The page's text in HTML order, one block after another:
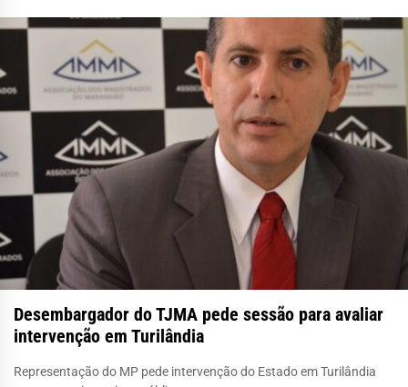
Desembargador do TJMA pede sessão para avaliar
intervenção em Turilândia
Representação do MP pede intervenção do Estado em Turilândia